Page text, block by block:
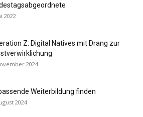
2022
Z: Digital Natives mit Drang zur
2024
Weiterbildung finden
2024